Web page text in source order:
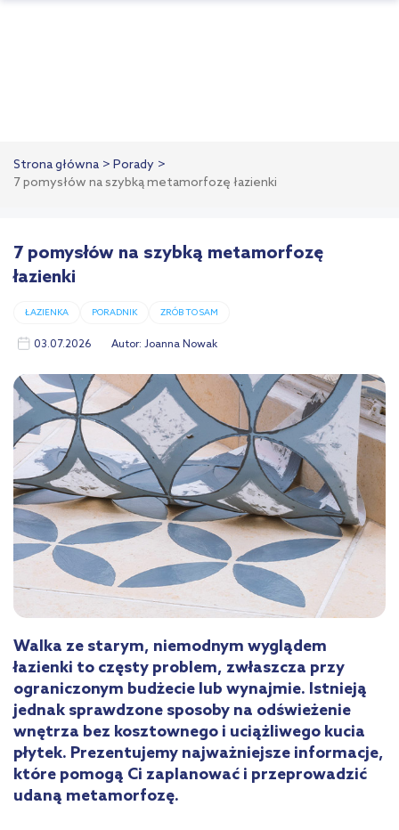
Strona główna
Porady
7 pomysłów na szybką metamorfozę łazienki
7 pomysłów na szybką metamorfozę
łazienki
ŁAZIENKA PORADNIK ZRÓB TO SAM
03.07.2026 Autor:Joanna Nowak
Walka ze starym, niemodnym wyglądem
łazienki to częsty problem, zwłaszcza przy
ograniczonym budżecie lub wynajmie. Istnieją
jednak sprawdzone sposoby na odświeżenie
wnętrza bez kosztownego i uciążliwego kucia
płytek. Prezentujemy najważniejsze informacje,
które pomogą Ci zaplanować i przeprowadzić
udaną metamorfozę.